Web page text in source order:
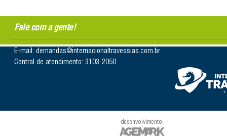
Fale com a gente!
E-mail: demandas@internacionaltravessias.com.br
Central de atendimento: 3103-2050
desenvolvimento: